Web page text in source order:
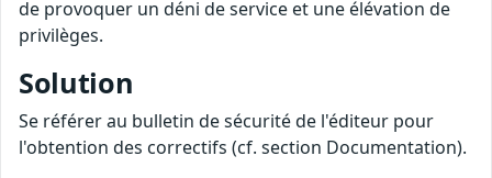
de provoquer un déni de service et une élévation de
privilèges.
Solution
Se référer au bulletin de sécurité de l'éditeur pour
l'obtention des correctifs (cf. section Documentation).